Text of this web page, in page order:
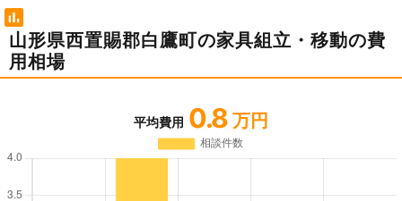
山形県西置賜郡白鷹町の家具組立・移動の費
用相場
平均費用 0.8 万円